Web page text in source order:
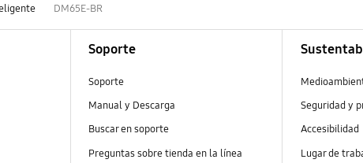
DM65E-BR
Soporte
Soporte
Manual y Descarga
Buscar en soporte
Preguntas sobre tienda en la línea
Seguridad y
Accesibilidad
Lugar de